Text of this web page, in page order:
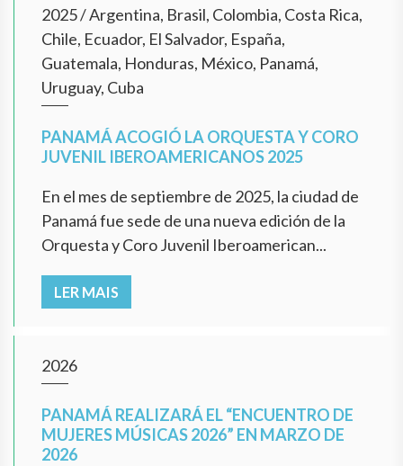
2025/Argentina, Brasil, Colombia, Costa Rica,
Chile, Ecuador, El Salvador, España,
Guatemala, Honduras, México, Panamá,
Uruguay, Cuba
PANAMÁ ACOGIÓ LA ORQUESTA Y CORO
JUVENIL IBEROAMERICANOS 2025
En el mes de septiembre de 2025, la ciudad de
Panamá fue sede de una nueva edición de la
Orquesta y Coro Juvenil Iberoamerican...
LER MAIS
2026
PANAMÁ REALIZARÁ EL “ENCUENTRO DE
MUJERES MÚSICAS 2026” EN MARZO DE
2026